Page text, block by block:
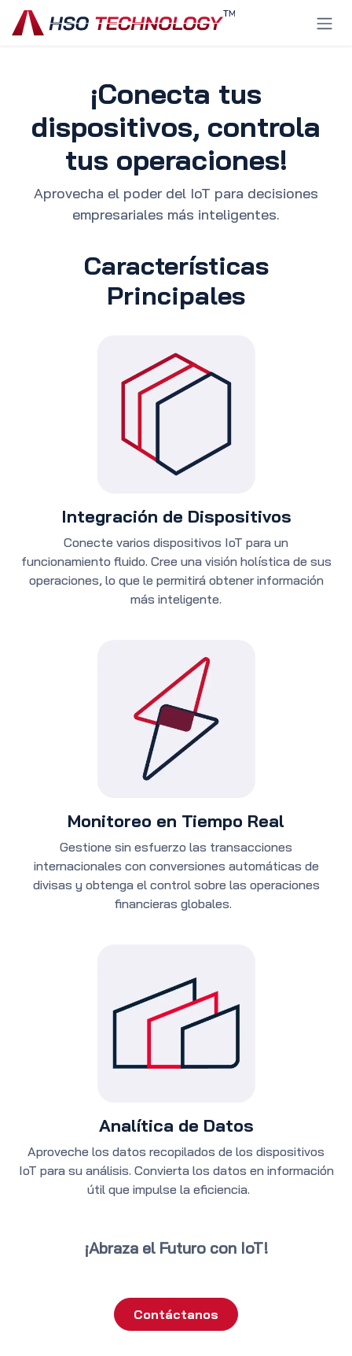
Ir al contenido
¡Conecta tus
dispositivos, controla
tus operaciones!
Aprovecha el poder del IoT para decisiones
empresariales más inteligentes.
Características
Principales
Integración de Dispositivos
Conecte varios dispositivos IoT para un
funcionamiento fluido. Cree una visión holística de sus
operaciones, lo que le permitirá obtener información
más inteligente.
Monitoreo en Tiempo Real
Gestione sin esfuerzo las transacciones
internacionales con conversiones automáticas de
divisas y obtenga el control sobre las operaciones
financieras globales.
Analítica de Datos
Aproveche los datos recopilados de los dispositivos
IoT para su análisis. Convierta los datos en información
útil que impulse la eficiencia.
¡Abraza el Futuro con IoT!
Contáctanos